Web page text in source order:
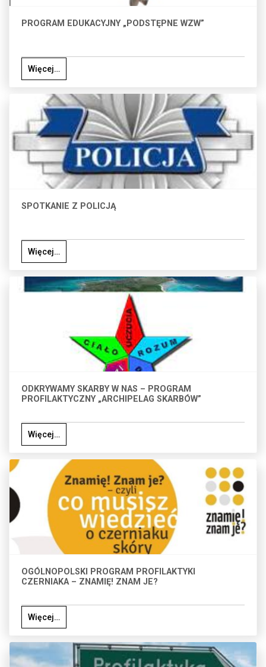
PROGRAM EDUKACYJNY „PODSTĘPNE WZW”
Więcej…
SPOTKANIE Z POLICJĄ
Więcej…
ODKRYWAMY SKARBY W NAS – PROGRAM
PROFILAKTYCZNY „ARCHIPELAG SKARBÓW”
Więcej…
OGÓLNOPOLSKI PROGRAM PROFILAKTYKI
CZERNIAKA – ZNAMIĘ! ZNAM JE?
Więcej…